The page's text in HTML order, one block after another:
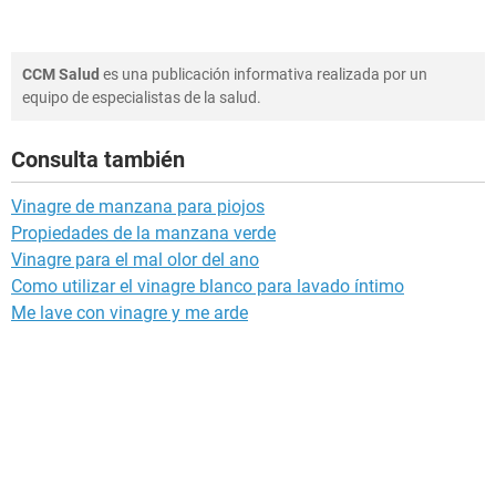
CCM Salud es una publicación informativa realizada por un
equipo de especialistas de la salud.
Consulta también
Vinagre de manzana para piojos
Propiedades de la manzana verde
Vinagre para el mal olor del ano
Como utilizar el vinagre blanco para lavado íntimo
Me lave con vinagre y me arde